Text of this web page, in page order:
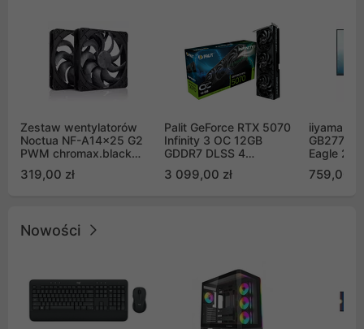
Zestaw wentylatorów
Noctua NF-A14x25 G2
PWM chromax.black
Push Pull (2szt)
319,00 zł
Palit GeForce RTX 5070
Infinity 3 OC 12GB
GDDR7 DLSS 4
GB2050S)
3 099,00 zł
iiyama G-
Eagle 27"
759,00 zł
Nowości